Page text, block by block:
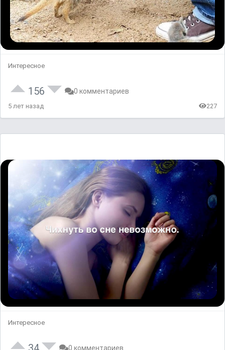
Интересное
156 0 комментариев
5 лет назад 227
Интересное
0 комментариев